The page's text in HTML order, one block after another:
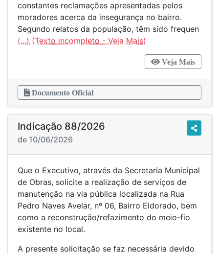
constantes reclamações apresentadas pelos
moradores acerca da insegurança no bairro.
Segundo relatos da população, têm sido frequen
(...)
Veja Mais
Documento Oficial
Indicação 88/2026
de 10/06/2026
Que o Executivo, através da Secretaria Municipal
de Obras, solicite a realização de serviços de
manutenção na via pública localizada na Rua
Pedro Naves Avelar, nº 06, Bairro Eldorado, bem
como a reconstrução/refazimento do meio-fio
existente no local.
A presente solicitação se faz necessária devido